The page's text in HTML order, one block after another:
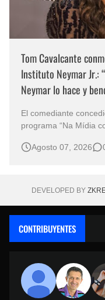
Tom Cavalcante
Instituto Neymar Jr.:
Neymar lo hace y
El comediante
programa “Na Mídia
eventos benéficos más
Agosto 07, 2026
DEVELOPED BY
CONTRIBUYENTES